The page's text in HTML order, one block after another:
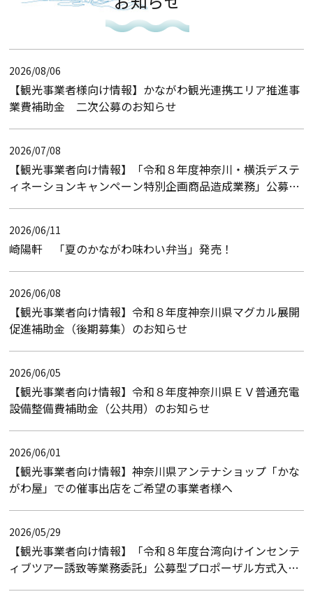
2026/08/06
【観光事業者様向け情報】かながわ観光連携エリア推進事
業費補助金 二次公募のお知らせ
2026/07/08
【観光事業者向け情報】「令和８年度神奈川・横浜デステ
ィネーションキャンペーン特別企画商品造成業務」公募型
2026/06/11
崎陽軒 「夏のかながわ味わい弁当」発売！
2026/06/08
【観光事業者向け情報】令和８年度神奈川県マグカル展開
促進補助金（後期募集）のお知らせ
2026/06/05
【観光事業者向け情報】令和８年度神奈川県ＥＶ普通充電
設備整備費補助金（公共用）のお知らせ
2026/06/01
【観光事業者向け情報】神奈川県アンテナショップ「かな
がわ屋」での催事出店をご希望の事業者様へ
2026/05/29
【観光事業者向け情報】「令和８年度台湾向けインセンテ
ィブツアー誘致等業務委託」公募型プロポーザル方式入札